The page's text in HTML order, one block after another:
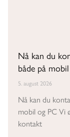
Nå kan du
både på
5. august 2026
Nå kan du
mobil og PC Vi
kontakt